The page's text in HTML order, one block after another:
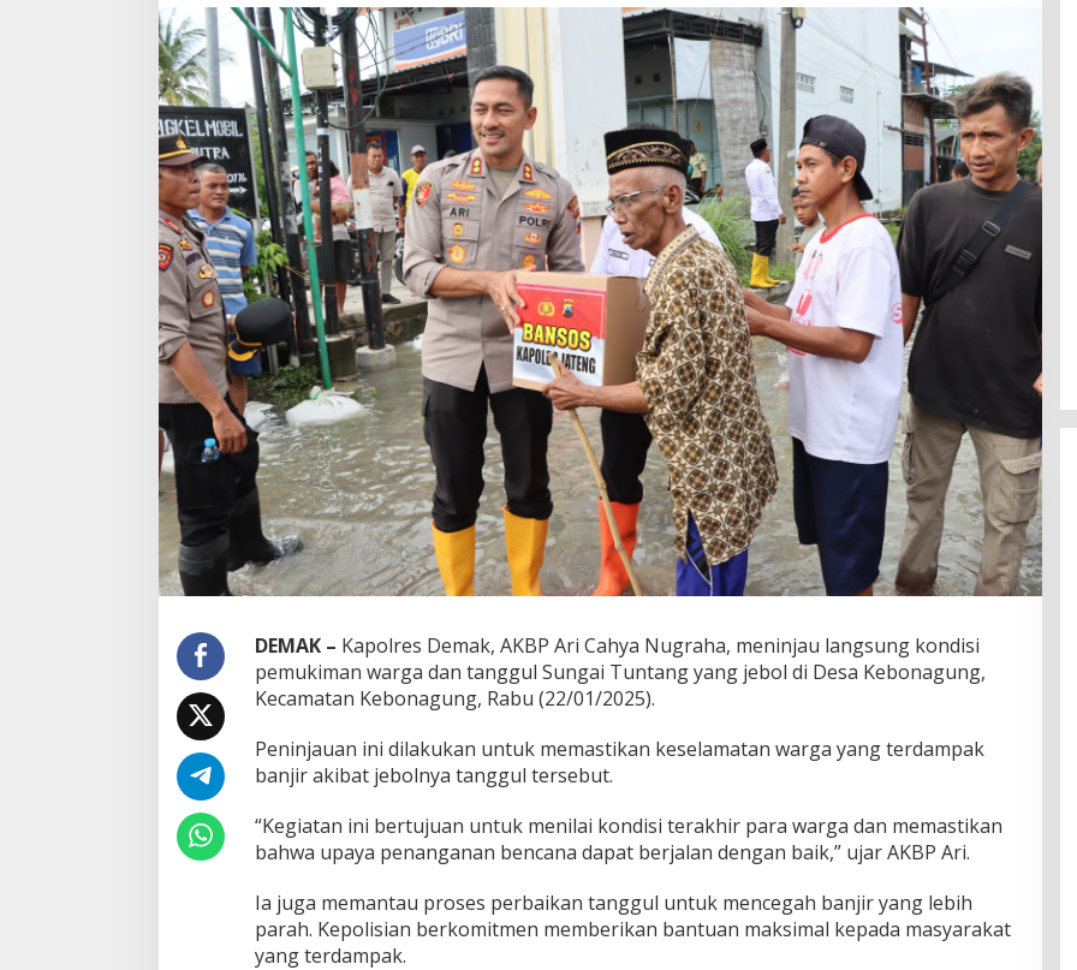
DEMAK – Kapolres Demak, AKBP Ari Cahya Nugraha, meninjau langsung kondisi
pemukiman warga dan tanggul Sungai Tuntang yang jebol di Desa Kebonagung,
Kecamatan Kebonagung, Rabu (22/01/2025).
Peninjauan ini dilakukan untuk memastikan keselamatan warga yang terdampak
banjir akibat jebolnya tanggul tersebut.
“Kegiatan ini bertujuan untuk menilai kondisi terakhir para warga dan memastikan
bahwa upaya penanganan bencana dapat berjalan dengan baik,” ujar AKBP Ari.
Ia juga memantau proses perbaikan tanggul untuk mencegah banjir yang lebih
parah. Kepolisian berkomitmen memberikan bantuan maksimal kepada masyarakat
yang terdampak.